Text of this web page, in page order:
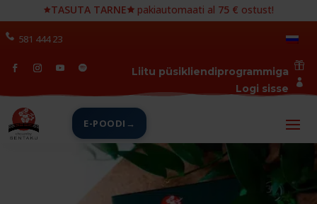
🟊TASUTA TARNE🟊 pakiautomaati al 75 € ostust!
581 444 23

Liitu püsikliendiprogrammiga

Logi sisse
E-POODI